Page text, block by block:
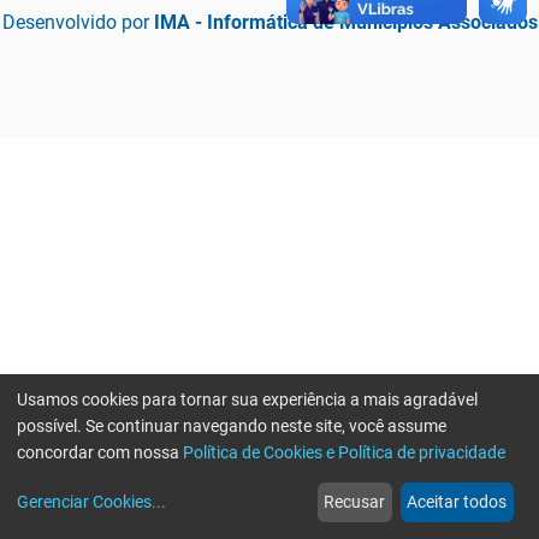
Desenvolvido por IMA - Informática de Municípios Associados
web
Notícias
more_horiz
Mais
Usamos cookies para tornar sua experiência a mais agradável
possível. Se continuar navegando neste site, você assume
concordar com nossa Política de Cookies e Política de privacidade
Gerenciar Cookies... Recusar Aceitar todos
Erro ao enviar informações, por favor tente novamente